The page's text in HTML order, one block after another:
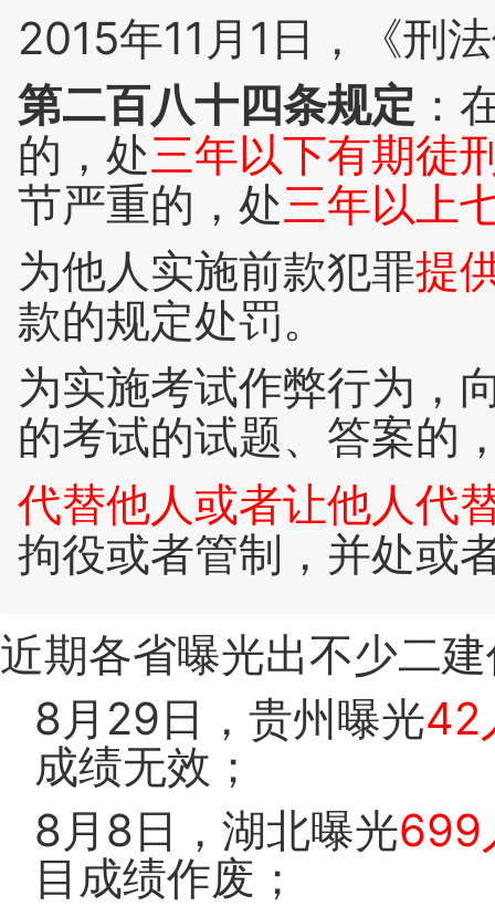
2015年11月1日，《刑
第二百八十四条规定 ：
的，处三年以下有期徒
节严重的，处三年以上
为他人实施前款犯罪提
款的规定处罚。
为实施考试作弊行为，
的考试的试题、答案的
代替他人或者让他人代
拘役或者管制，并处或
近期各省曝光出不少二
8月29日，贵州曝光42
成绩无效；
8月8日，湖北曝光699
目成绩作废；